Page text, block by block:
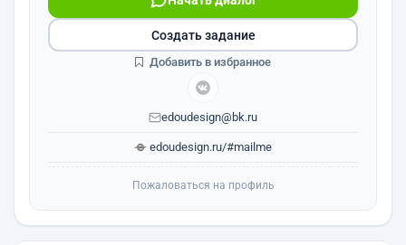
edoudesign@bk.ru
edoudesign.ru/#mailme
Создать задание
Добавить в избранное
Пожаловаться на профиль